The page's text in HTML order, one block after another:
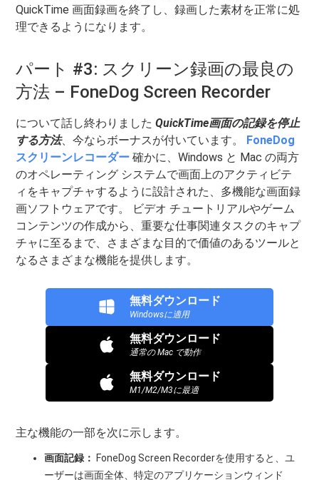
QuickTime 画面録画を終了し、録画した素材を正常に処
理できるようになります。
パート #3: スクリーン録画の最良の
方法 – FoneDog Screen Recorder
について話し終わりましたQuickTime画面の記録を停止
する方法、今ならボーナスが付いています。 FoneDog
スクリーンレコーダー 確かに、Windows と Mac の両方
のオペレーティング システムで画面上のアクティビテ
ィをキャプチャするように設計された、多機能な画面録
画ソフトウェアです。 ビデオ チュートリアルやゲーム
コンテンツの作成から、重要な仕事関連タスクのキャプ
チャに至るまで、さまざまな目的で価値のあるツールと
なるさまざまな機能を提供します。
無料ダウンロード
Windowsに適用
無料ダウンロード
通常の Mac で動作
無料ダウンロード
M1/M2/M3に最適
主な機能の一部を次に示します。
画面記録：
FoneDog Screen Recorderを使用すると、ユ
ーザーは画面全体、特定のアプリケーションウィンド